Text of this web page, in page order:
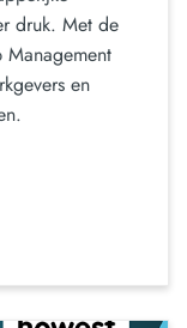
druk. Met de
en